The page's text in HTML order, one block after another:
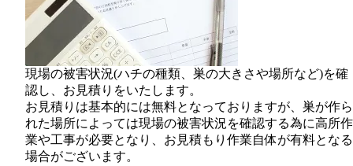
現場の被害状況(ハチの種類、巣の大きさや場所など)を確
認し、お見積りをいたします。
お見積りは基本的には無料となっておりますが、巣が作ら
れた場所によっては現場の被害状況を確認する為に高所作
業や工事が必要となり、お見積もり作業自体が有料となる
場合がございます。